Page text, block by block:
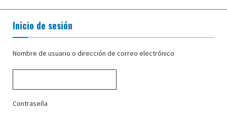
Inicio de sesión
Nombre de usuario o dirección de correo electrónico
Contraseña